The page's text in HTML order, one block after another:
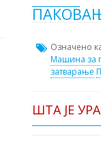
Означено
Машина за
затварање
ШТА ЈЕ